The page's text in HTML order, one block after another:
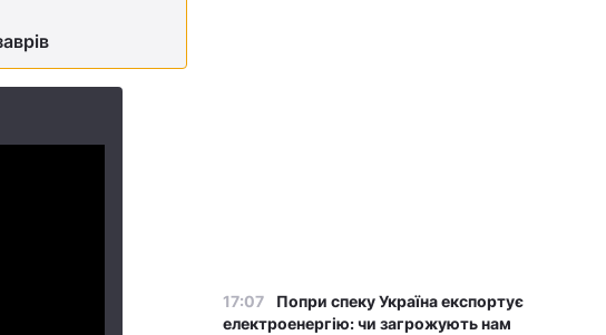
17:07
Попри спеку Україна експортує
електроенергію: чи загрожують нам